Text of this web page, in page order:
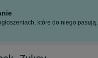
które do niego pasują.